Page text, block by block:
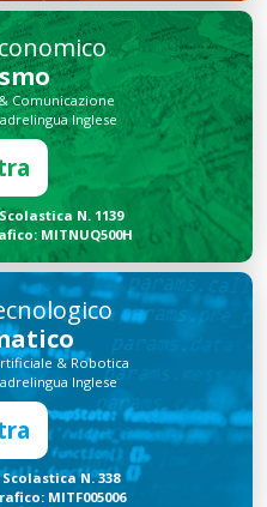
Comunicazione
Inglese
N. 1139
MITNUQ500H
& Robotica
Inglese
N. 338
MITF005006